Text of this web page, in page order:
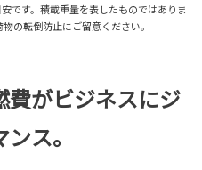
です。積載重量を表したものではありま
転倒防止にご留意ください。
費がビジネスにジ
ス。